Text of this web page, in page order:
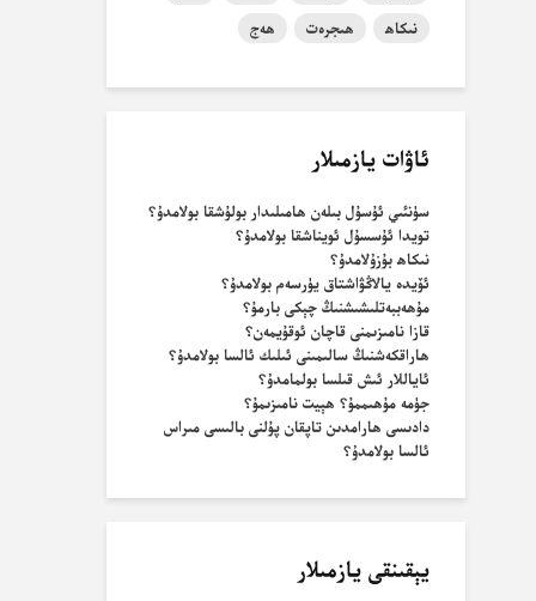
نىكاھ
ھىجرەت ھەج
ئاۋات يازمىلار
سۈنئىي ئۇسۇل بىلەن ھامىلىدار بولۇشقا بولامدۇ؟
تويدا ئۇسسۇل ئويناشقا بولامدۇ؟
نىكاھ بۇزۇلامدۇ؟
ئۆيدە يالاڭۋاشتاق يۈرسەم بولامدۇ؟
مۇھەببەتلىشىشنىڭ چېكى بارمۇ؟
قازا نامىزىمنى قاچان ئوقۇيمەن؟
ھاراقكەشنىڭ سالىمىنى ئىلىك ئالسا بولامدۇ؟
ئاياللار ئىش قىلسا بولمامدۇ؟
جۈمە مۇھىممۇ؟ ھېيت نامىزىمۇ؟
دادىسى ھارامدىن تاپقان پۇلنى بالىسى مىراس
ئالسا بولامدۇ؟
يېقىنقى يازمىلار